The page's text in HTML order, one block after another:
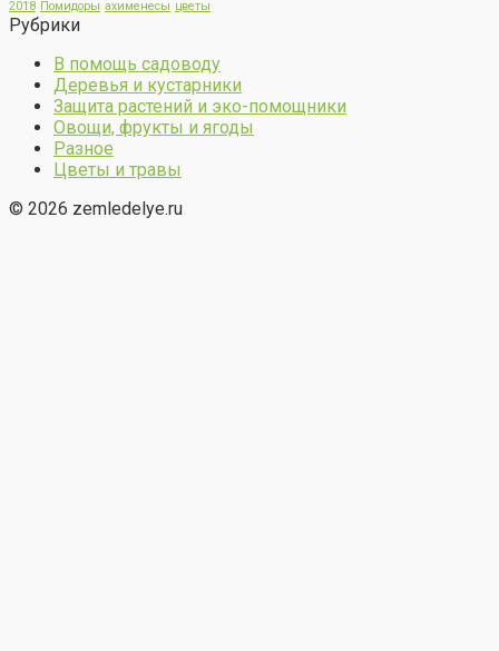
2018 Помидоры ахименесы цветы
Рубрики
В помощь садоводу
Деревья и кустарники
Защита растений и эко-помощники
Овощи, фрукты и ягоды
Разное
Цветы и травы
© 2026 zemledelye.ru